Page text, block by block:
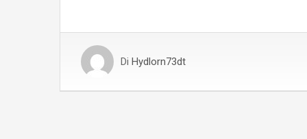
Di Hydlorn73dt